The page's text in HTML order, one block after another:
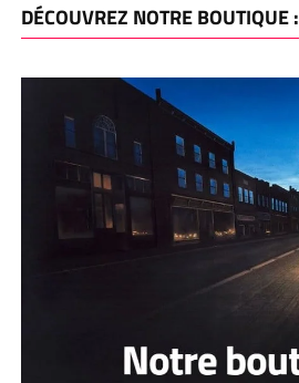
DÉCOUVREZ NOTRE BOUTIQUE :